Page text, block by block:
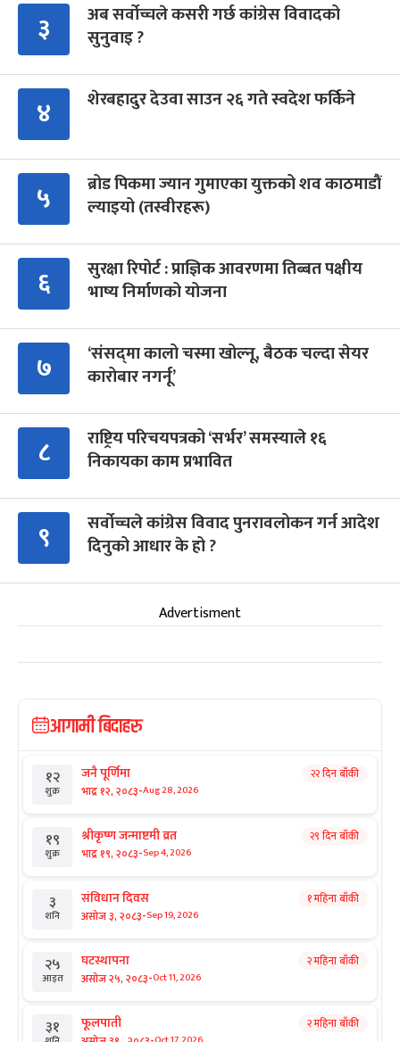
३
अब सर्वोच्चले कसरी गर्छ कांग्रेस विवादको
सुनुवाइ ?
४ शेरबहादुर देउवा साउन २६ गते स्वदेश फर्किने
५
ब्रोड पिकमा ज्यान गुमाएका युक्तको शव काठमाडौं
ल्याइयो (तस्वीरहरू)
६
सुरक्षा रिपोर्ट : प्राज्ञिक आवरणमा तिब्बत पक्षीय
भाष्य निर्माणको योजना
७
‘संसद्‍मा कालो चस्मा खोल्नू, बैठक चल्दा सेयर
कारोबार नगर्नू’
८
राष्ट्रिय परिचयपत्रको ‘सर्भर’ समस्याले १६
निकायका काम प्रभावित
९
सर्वोच्चले कांग्रेस विवाद पुनरावलोकन गर्न आदेश
दिनुको आधार के हो ?
Advertisment
आगामी बिदाहरु
१२
शुक्र
जनै पूर्णिमा
भाद्र १२, २०८३-Aug 28, 2026
२२ दिन बाँकी
१९
शुक्र
श्रीकृष्ण जन्माष्टमी व्रत
भाद्र १९, २०८३-Sep 4, 2026
२९ दिन बाँकी
३
शनि
संविधान दिवस
असोज ३, २०८३-Sep 19, 2026
१ महिना बाँकी
२५
आइत
घटस्थापना
असोज २५, २०८३-Oct 11, 2026
२ महिना बाँकी
३१ फूलपाती २ महिना बाँकी